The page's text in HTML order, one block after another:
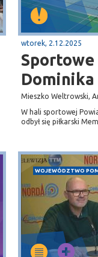
wtorek, 2.12.2025
Mieszko Weltrowski,
W hali sportowej
odbył się piłkarski
WOJEWÓDZTWO